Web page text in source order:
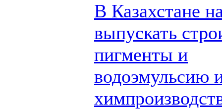
В Казахстане
выпускать
пигменты и
водоэмульсию